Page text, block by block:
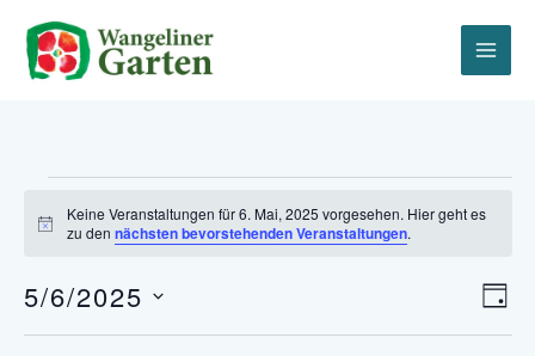
Inhalt
springen
für
2025
Hinweis
Keine Veranstaltungen für 6. Mai, 2025 vorgesehen. Hier geht es
zu den nächsten bevorstehenden Veranstaltungen.
TAG
5/6/2025